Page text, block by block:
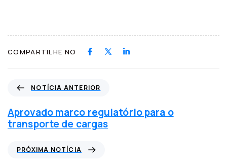
COMPARTILHE NO
t
í
c
NOTÍCIA ANTERIOR
Aprovado marco regulatório para o
transporte de cargas
PRÓXIMA NOTÍCIA